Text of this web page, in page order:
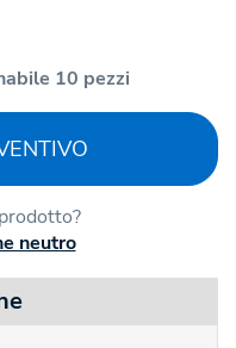
10 pezzi
neutro